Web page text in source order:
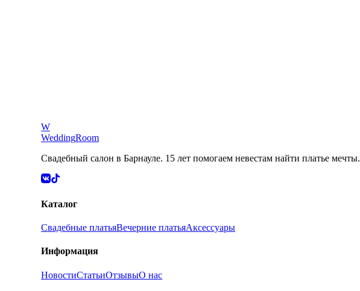
21400₽
W
WeddingRoom
Свадебный салон в Барнауле. 15 лет помогаем невестам найти платье мечты.
Каталог
Свадебные платьяВечерние платьяАксессуары
Информация
НовостиСтатьиОтзывыО нас